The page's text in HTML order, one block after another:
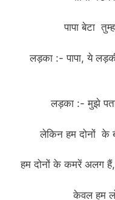
पापा बेटा
लड़का :- पापा, ये
लड़का :- मुझे
लेकिन हम दोनों के
हम दोनों के कमरें अलग
केवल हम